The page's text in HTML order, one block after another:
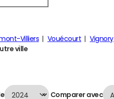
Villiers Vouécourt Vignory
ville
Comparer avec